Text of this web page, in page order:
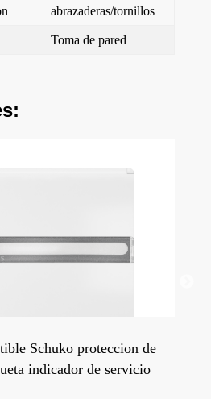
abrazaderas/tornillos
Toma de pared
Schuko proteccion de
indicador de servicio